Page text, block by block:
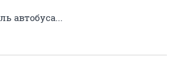
автобуса...